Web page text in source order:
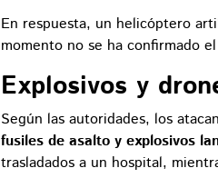
En respuesta, un helicóptero
momento no se ha confirmado
Explosivos y
Según las autoridades, los
fusiles de asalto y explosivos
trasladados a un hospital,